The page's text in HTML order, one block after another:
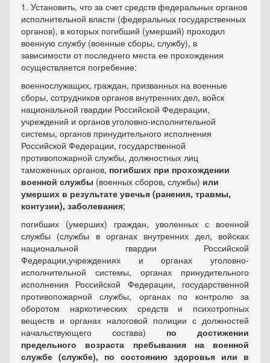
1. Установить, что за счет средств федеральных органов
исполнительной власти (федеральных государственных
органов), в которых погибший (умерший) проходил
военную службу (военные сборы, службу), в
зависимости от последнего места ее прохождения
осуществляется погребение:
военнослужащих, граждан, призванных на военные
сборы, сотрудников органов внутренних дел, войск
национальной гвардии Российской Федерации,
учреждений и органов уголовно-исполнительной
системы, органов принудительного исполнения
Российской Федерации, государственной
противопожарной службы, должностных лиц
таможенных органов, погибших при прохождении
военной службы (военных сборов, службы) или
умерших в результате увечья (ранения, травмы,
контузии), заболевания;
погибших (умерших) граждан, уволенных с военной
службы (службы в органах внутренних дел, войсках
национальной гвардии Российской
Федерации,учреждениях и органах уголовно-
исполнительной системы, органах принудительного
исполнения Российской Федерации, государственной
противопожарной службы, органах по контролю за
оборотом наркотических средств и психотропных
веществ и органах налоговой полиции с должностей
начальствующего состава) по достижении
предельного возраста пребывания на военной
службе (службе), по состоянию здоровья или в